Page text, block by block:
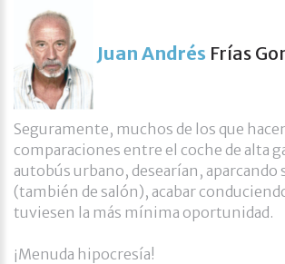
Juan Andrés Frías
Seguramente, muchos de los que
comparaciones entre el coche de alta
autobús urbano, desearían, aparcando
(también de salón), acabar
tuviesen la más mínima oportunidad.
¡Menuda hipocresía!